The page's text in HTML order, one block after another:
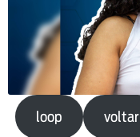
loop voltar